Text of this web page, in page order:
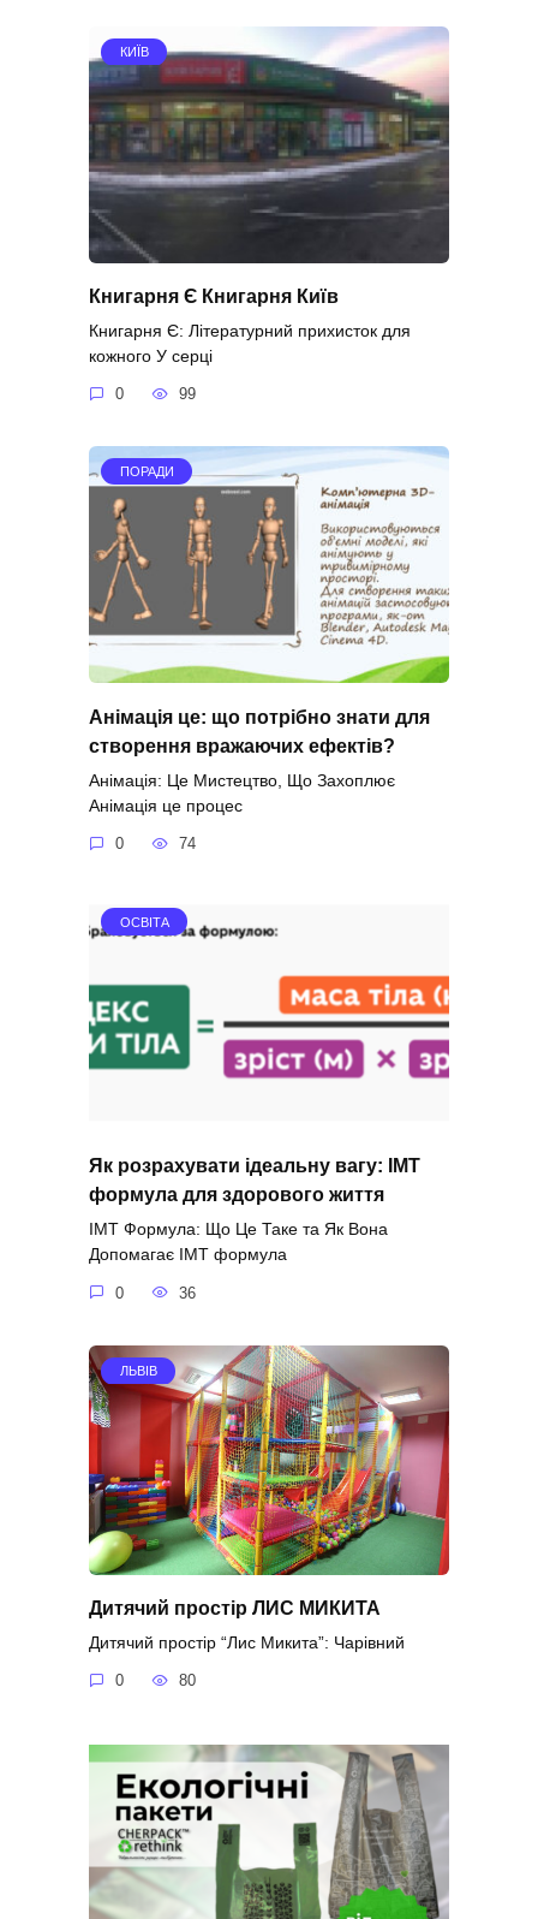
КИЇВ
Книгарня Є Книгарня Київ
Книгарня Є: Літературний прихисток для
кожного У серці
0 99
ПОРАДИ
Анімація це: що потрібно знати для
створення вражаючих ефектів?
Анімація: Це Мистецтво, Що Захоплює
Анімація це процес
0 74
ОСВІТА
Як розрахувати ідеальну вагу: ІМТ
формула для здорового життя
ІМТ Формула: Що Це Таке та Як Вона
Допомагає ІМТ формула
0 36
ЛЬВІВ
Дитячий простір ЛИС МИКИТА
Дитячий простір “Лис Микита”: Чарівний
0 80